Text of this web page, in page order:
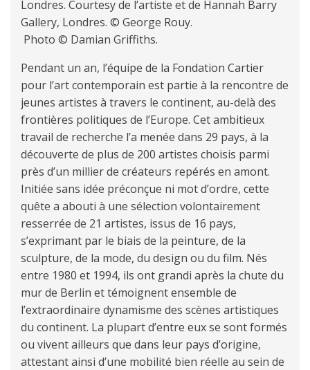
Londres. Courtesy de l’artiste et de Hannah Barry
Gallery, Londres. © George Rouy.
Photo © Damian Griffiths.
Pendant un an, l’équipe de la Fondation Cartier
pour l’art contemporain est partie à la rencontre de
jeunes artistes à travers le continent, au-delà des
frontières politiques de l’Europe. Cet ambitieux
travail de recherche l’a menée dans 29 pays, à la
découverte de plus de 200 artistes choisis parmi
près d’un millier de créateurs repérés en amont.
Initiée sans idée préconçue ni mot d’ordre, cette
quête a abouti à une sélection volontairement
resserrée de 21 artistes, issus de 16 pays,
s’exprimant par le biais de la peinture, de la
sculpture, de la mode, du design ou du film. Nés
entre 1980 et 1994, ils ont grandi après la chute du
mur de Berlin et témoignent ensemble de
l’extraordinaire dynamisme des scènes artistiques
du continent. La plupart d’entre eux se sont formés
ou vivent ailleurs que dans leur pays d’origine,
attestant ainsi d’une mobilité bien réelle au sein de